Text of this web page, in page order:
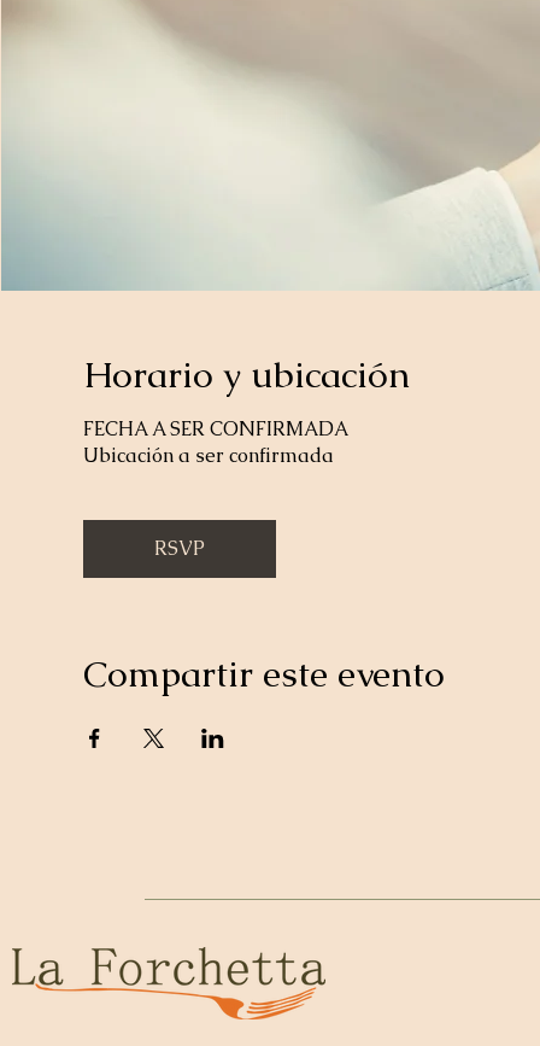
Horario y ubicación
FECHA A SER CONFIRMADA
Ubicación a ser confirmada
RSVP
Compartir este evento